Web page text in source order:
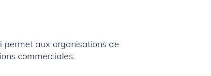
permet aux organisations de
commerciales.